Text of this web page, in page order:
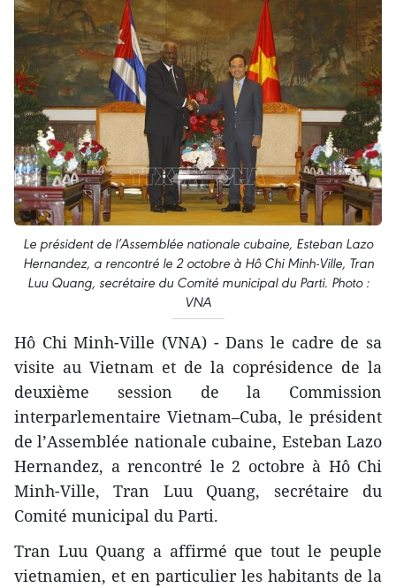
Le président de l’Assemblée nationale cubaine, Esteban Lazo
Hernandez, a rencontré le 2 octobre à Hô Chi Minh-Ville, Tran
Luu Quang, secrétaire du Comité municipal du Parti. Photo :
VNA
Hô Chi Minh-Ville (VNA) - Dans le cadre de sa
visite au Vietnam et de la coprésidence de la
deuxième session de la Commission
interparlementaire Vietnam–Cuba, le président
de l’Assemblée nationale cubaine, Esteban Lazo
Hernandez, a rencontré le 2 octobre à Hô Chi
Minh-Ville, Tran Luu Quang, secrétaire du
Comité municipal du Parti.
Tran Luu Quang a affirmé que tout le peuple
vietnamien, et en particulier les habitants de la